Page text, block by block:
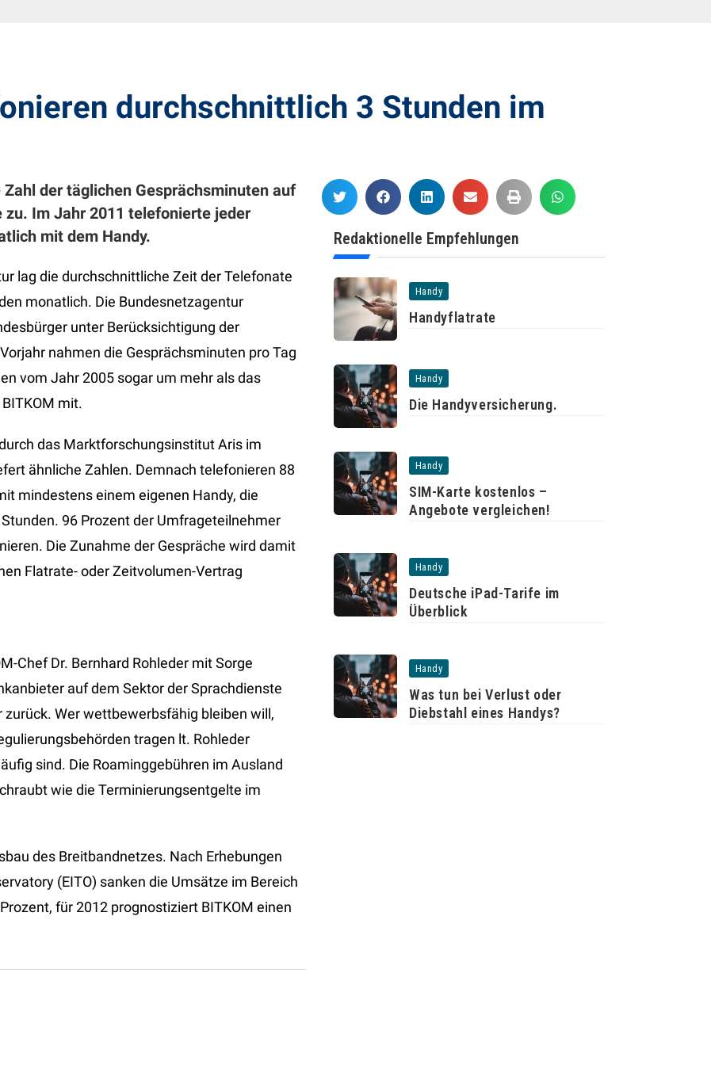
durchschnittlich 3 Stunden im
der täglichen Gesprächsminuten auf
zu. Im Jahr 2011 telefonierte jeder
mit dem Handy.
lag die durchschnittliche Zeit der Telefonate
monatlich. Die Bundesnetzagentur
unter Berücksichtigung der
nahmen die Gesprächsminuten pro Tag
vom Jahr 2005 sogar um mehr als das
mit.
das Marktforschungsinstitut Aris im
ähnliche Zahlen. Demnach telefonieren 88
mindestens einem eigenen Handy, die
96 Prozent der Umfrageteilnehmer
Die Zunahme der Gespräche wird damit
Flatrate- oder Zeitvolumen-Vertrag
Chef Dr. Bernhard Rohleder mit Sorge
auf dem Sektor der Sprachdienste
Wer wettbewerbsfähig bleiben will,
tragen lt. Rohleder
sind. Die Roaminggebühren im Ausland
wie die Terminierungsentgelte im
des Breitbandnetzes. Nach Erhebungen
(EITO) sanken die Umsätze im Bereich
für 2012 prognostiziert BITKOM einen
Redaktionelle Empfehlungen
Handy
Handyflatrate
Handy
Die Handyversicherung.
Handy
SIM-Karte kostenlos –
Angebote vergleichen!
Handy
Deutsche iPad-Tarife im
Überblick
Handy
Was tun bei Verlust oder
Diebstahl eines Handys?